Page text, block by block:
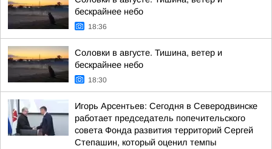
бескрайнее небо
18:36
Соловки в августе. Тишина, ветер и
бескрайнее небо
18:30
Игорь Арсентьев: Сегодня в Северодвинске
работает председатель попечительского
совета Фонда развития территорий Сергей
Степашин, который оценил темпы